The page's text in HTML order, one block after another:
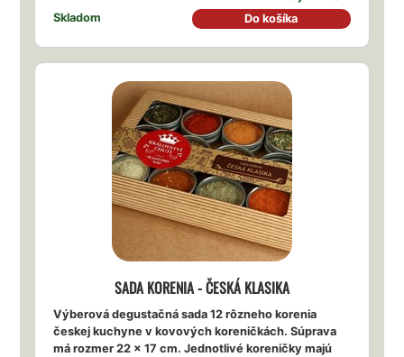
Skladom Do košíka
SADA KORENIA - ČESKÁ KLASIKA
Výberová degustačná sada 12 rôzneho korenia
českej kuchyne v kovových koreničkách. Súprava
má rozmer 22 x 17 cm. Jednotlivé koreničky majú